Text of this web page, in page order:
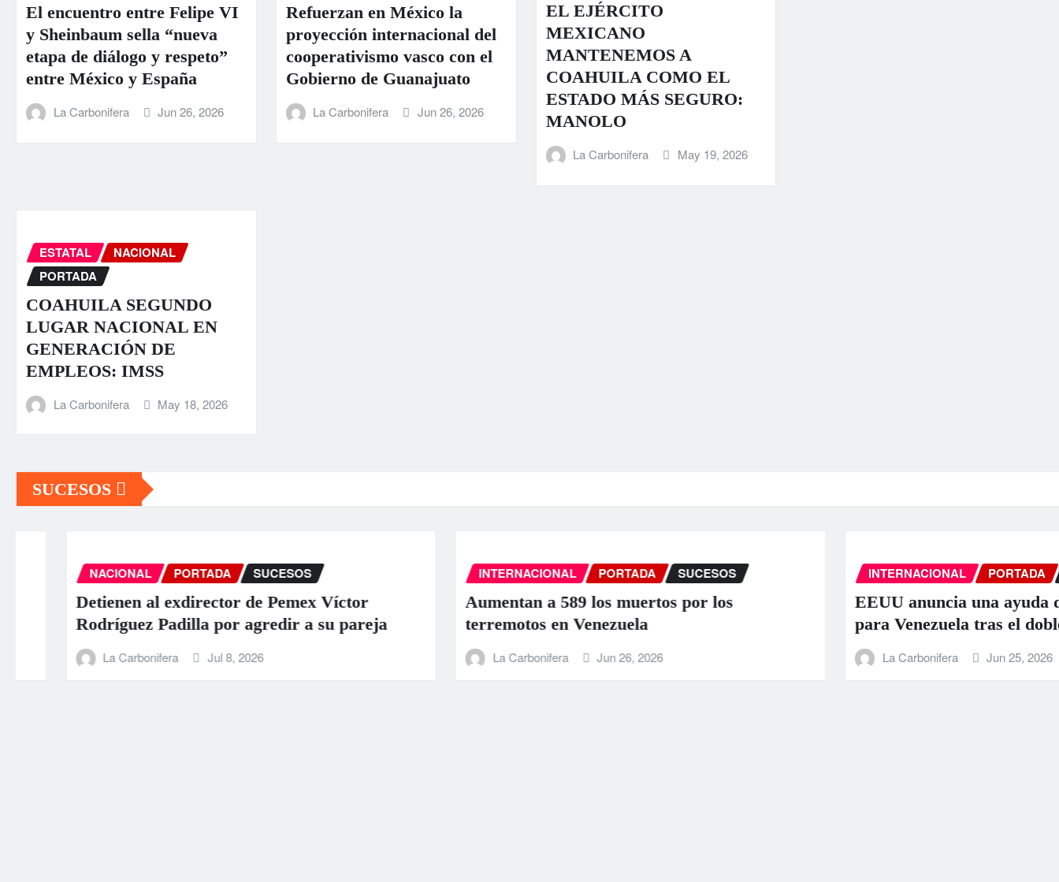
El encuentro entre Felipe VI
y Sheinbaum sella “nueva
etapa de diálogo y respeto”
entre México y España
La Carbonifera Jun 26, 2026
Refuerzan en México la
proyección internacional del
cooperativismo vasco con el
Gobierno de Guanajuato
La Carbonifera Jun 26, 2026
EL EJÉRCITO
MEXICANO
MANTENEMOS A
COAHUILA COMO EL
ESTADO MÁS SEGURO:
MANOLO
La Carbonifera May 19, 2026
ESTATAL
NACIONAL
PORTADA
COAHUILA SEGUNDO
LUGAR NACIONAL EN
GENERACIÓN DE
EMPLEOS: IMSS
La Carbonifera May 18, 2026
SUCESOS
NACIONAL PORTADA SUCESOS
Detienen al exdirector de Pemex Víctor
Rodríguez Padilla por agredir a su pareja
La Carbonifera Jul 8, 2026
INTERNACIONAL PORTADA SUCESOS
Aumentan a 589 los muertos por los
terremotos en Venezuela
La Carbonifera Jun 26, 2026
INTERNACIONAL PORTADA
EEUU anuncia una ayuda de
para Venezuela tras el doble
La Carbonifera Jun 25, 2026